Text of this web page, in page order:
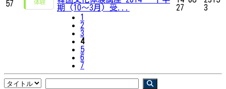
57
期 (10～3月) 受...
27
3
1
2
3
4
5
6
7